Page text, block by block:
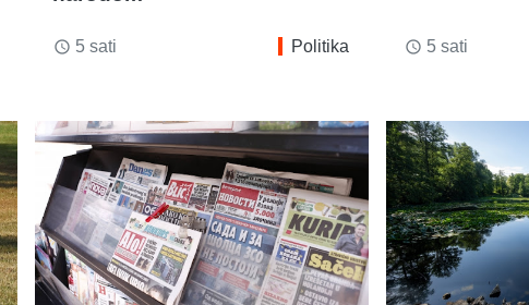
access_time 5 sati Politika access_time 5 sati